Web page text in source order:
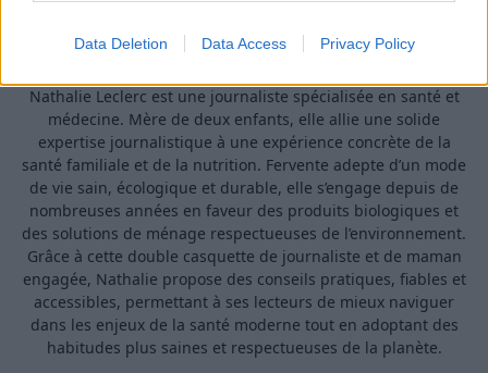
Data Deletion Data Access Privacy Policy
Nathalie Leclerc est une journaliste spécialisée en santé et
médecine. Mère de deux enfants, elle allie une solide
expertise journalistique à une expérience concrète de la
santé familiale et de la nutrition. Fervente adepte d’un mode
de vie sain, écologique et durable, elle s’engage depuis de
nombreuses années en faveur des produits biologiques et
des solutions de ménage respectueuses de l’environnement.
Grâce à cette double casquette de journaliste et de maman
engagée, Nathalie propose des conseils pratiques, fiables et
accessibles, permettant à ses lecteurs de mieux naviguer
dans les enjeux de la santé moderne tout en adoptant des
habitudes plus saines et respectueuses de la planète.